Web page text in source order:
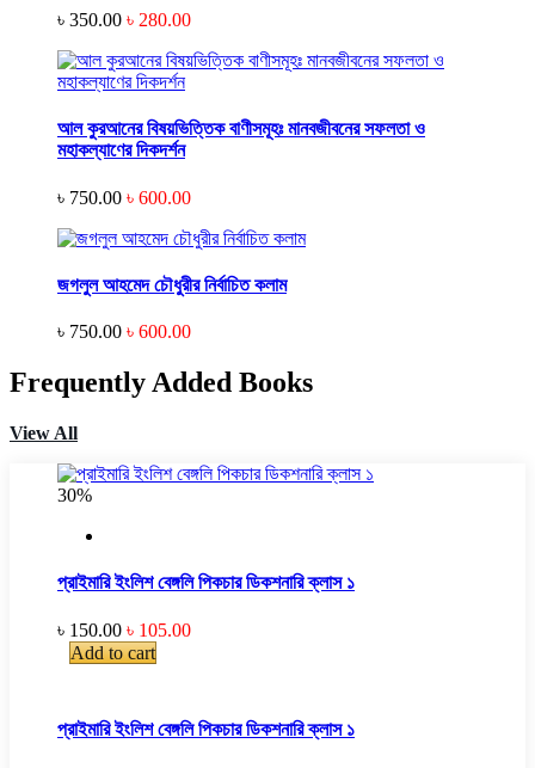
৳ 350.00 ৳ 280.00
আল কুরআনের বিষয়ভিত্তিক বাণীসমূহঃ মানবজীবনের সফলতা ও
মহাকল্যাণের দিকদর্শন
৳ 750.00 ৳ 600.00
জগলুল আহমেদ চৌধুরীর নির্বাচিত কলাম
৳ 750.00 ৳ 600.00
Frequently Added Books
View All
30%
প্রাইমারি ইংলিশ বেঙ্গলি পিকচার ডিকশনারি ক্লাস ১
৳ 150.00 ৳ 105.00
Add to cart
প্রাইমারি ইংলিশ বেঙ্গলি পিকচার ডিকশনারি ক্লাস ১